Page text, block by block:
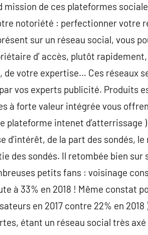
mission de ces plateformes
notoriété : perfectionner votre
sur un réseau social, vous
d’ accès, plutôt
votre expertise… Ces réseaux
vos experts publicité. Produits
à forte valeur intégrée vous
plateforme intenet
d’intérêt, de la part des sondés,
des sondés. Il retombée bien sur
petits fans : voisinage
à 33% en 2018 ! Même constat
en 2017 contre 22% en
étant un réseau social très